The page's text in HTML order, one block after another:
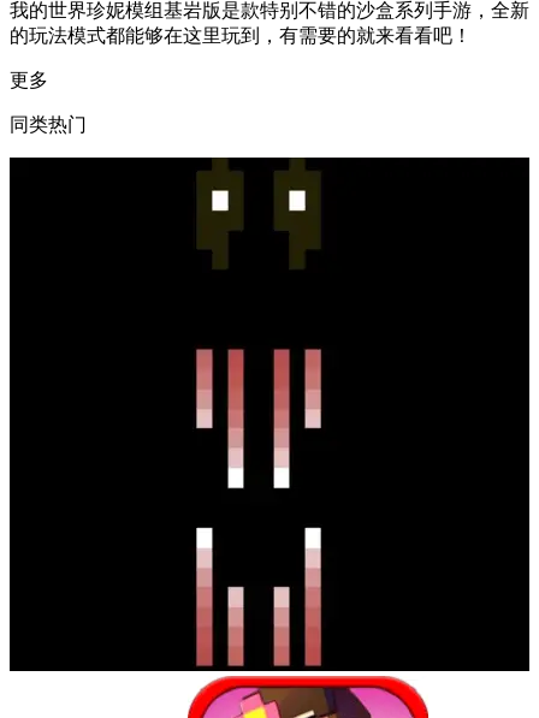
我的世界珍妮模组基岩版是款特别不错的沙盒系列手游，全新
的玩法模式都能够在这里玩到，有需要的就来看看吧！
更多
同类热门